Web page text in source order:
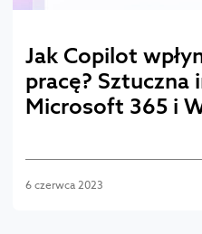
Jak Copilot
pracę?
Microsoft 365 i
6 czerwca 2023